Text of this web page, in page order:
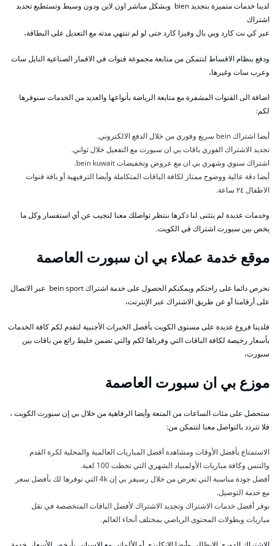
لدينا خدمات متميزة بتجديد bien وبشكل مباشر اون لاين ودون وسيط وتستطيع تجديد
اشتراك
عبر كي نت كارد وبي بال وفيزا كارد حتى لو لم تنتهي مدته مع التعديل على البطاقة،
ودفع بنظام الاقساط لتتمكن من متابعة مجموعة قنوات في الاقمار الصناعية النايل سات
وعرب سات وغيرها،
اضافة الى القنوات المشفرة مع متابعة الرياضة بأنواعها والعديد من الخدمات سنوفرها
لكم:
أيضا اشتراك bein سريع وفوري من خلال الدفع الالكتروني.
تجديد الاشتراك الفوري باقات بي ان سبورت مع التفعيل خلال ثواني.
اشتراك سنوي وشهري بي ان مع عروض وتخفيضات bein kuwait.
أيضا دقة عالية ووضوح ممتاز لكافة الباقات المتكاملة وأيضا الترفيهية أو باقة قنوات
الاطفال ٢٤ ساعة.
وخدمات عديدة لم يتثنى لنا ذكرها ننتظر تواصلك معنا لنجيب عن أي استفسار وكل ما
يخص بين سبورت اشتراك في الكويت.
موقع خدمة عملاء بي ان سبورت العاصمة
نحرص دائما على راحتكم ويمكنكم الحصول على خدمة اشتراك bein sport عبر الاتصال
على أرقامنا أو عن طريق الاشتراك عبر الإنترنت،
فلدينا فروع عديدة على مستوى الكويت بأفضل الخبرات الأجنبية لتقدم لكم كافة الخدمات
بأسعار رخيصة لكافة الباقات التي وفرناها لكم والتي تضمن خليط رائع من باقات بين
سبورت،
موزع بي ان سبورت العاصمة
ستحصل على مئات الساعات من المتعة وأيضا الرفاهية من خلال بي إن سبورت الكويت ،
فلا تتردد بالتواصل معنا لتتمكن من:
الاستمتاع بأفضل الأوقات ومشاهدة أفضل المباريات العالمية والمحلية لكرة القدم
والتنس وكافة مباريات الأولمبياد الشهري التي تخطت 100 لعبة.
أفضل جودة مناسبة التي تعرض من خلال رسيفر بي إن 4k التي نوفرها لك بأفضل سعر
مع خدمة التوصيل.
نوفر أفضل خدمات الاشتراك وتجديد الاشتراك لأفضل الباقات المتخصصة في نقل
مباريات وبطولات المحتوى الرياضي بمختلف أنحاء العالم.